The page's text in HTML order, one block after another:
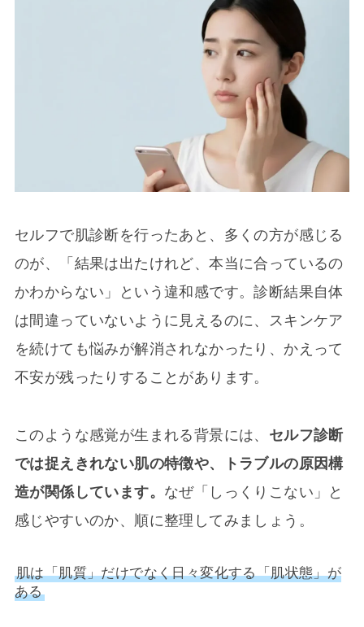
セルフで肌診断を行ったあと、多くの方が感じる
のが、「結果は出たけれど、本当に合っているの
かわからない」という違和感です。診断結果自体
は間違っていないように見えるのに、スキンケア
を続けても悩みが解消されなかったり、かえって
不安が残ったりすることがあります。
このような感覚が生まれる背景には、 セルフ診断
では捉えきれない肌の特徴や、トラブルの原因構
造が関係しています。 なぜ「しっくりこない」と
感じやすいのか、順に整理してみましょう。
肌は「肌質」だけでなく日々変化する「肌状態」が
ある